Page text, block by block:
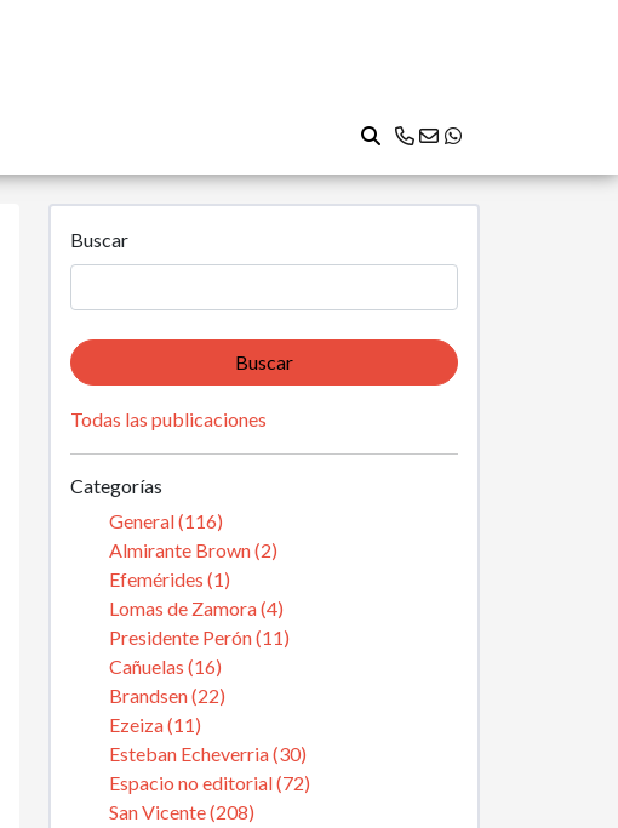
Buscar
Buscar
Todas las publicaciones
Categorías
General (116)
Almirante Brown (2)
Efemérides (1)
Lomas de Zamora (4)
Presidente Perón (11)
Cañuelas (16)
Brandsen (22)
Ezeiza (11)
Esteban Echeverria (30)
Espacio no editorial (72)
San Vicente (208)